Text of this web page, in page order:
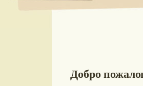
Добро